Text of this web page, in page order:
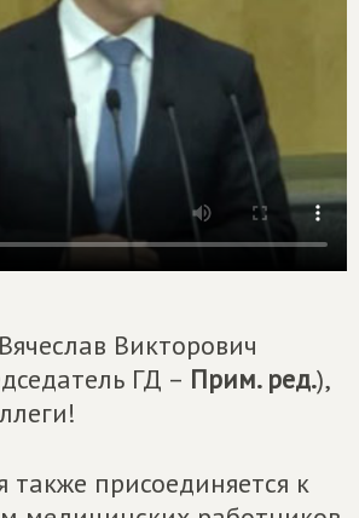
Викторович
ГД – Прим. ред.),
присоединяется к